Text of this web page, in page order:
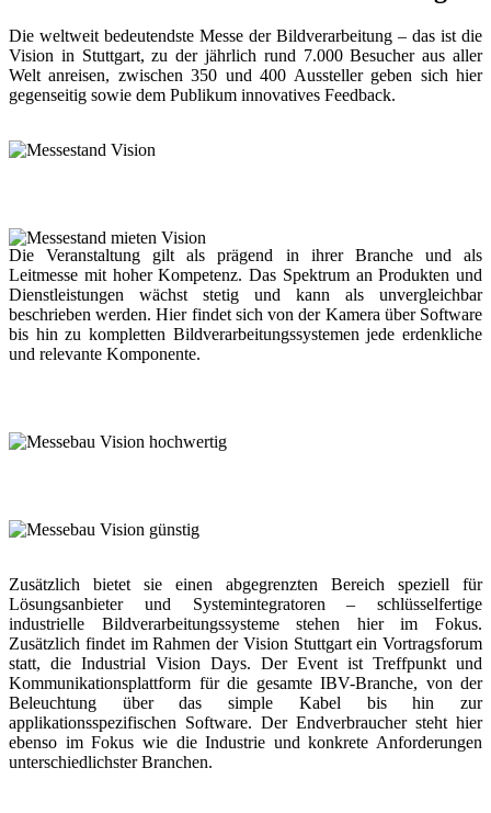
Die weltweit bedeutendste Messe der Bildverarbeitung – das ist die
Vision in Stuttgart, zu der jährlich rund 7.000 Besucher aus aller
Welt anreisen, zwischen 350 und 400 Aussteller geben sich hier
gegenseitig sowie dem Publikum innovatives Feedback.
Die Veranstaltung gilt als prägend in ihrer Branche und als
Leitmesse mit hoher Kompetenz. Das Spektrum an Produkten und
Dienstleistungen wächst stetig und kann als unvergleichbar
beschrieben werden. Hier findet sich von der Kamera über Software
bis hin zu kompletten Bildverarbeitungssystemen jede erdenkliche
und relevante Komponente.
Zusätzlich bietet sie einen abgegrenzten Bereich speziell für
Lösungsanbieter und Systemintegratoren – schlüsselfertige
industrielle Bildverarbeitungssysteme stehen hier im Fokus.
Zusätzlich findet im Rahmen der Vision Stuttgart ein Vortragsforum
statt, die Industrial Vision Days. Der Event ist Treffpunkt und
Kommunikationsplattform für die gesamte IBV-Branche, von der
Beleuchtung über das simple Kabel bis hin zur
applikationsspezifischen Software. Der Endverbraucher steht hier
ebenso im Fokus wie die Industrie und konkrete Anforderungen
unterschiedlichster Branchen.